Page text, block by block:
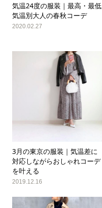
気温24度の服装｜最高・最低
気温別大人の春秋コーデ
2020.02.27
3月の東京の服装｜気温差に
対応しながらおしゃれコーデ
を叶える
2019.12.16